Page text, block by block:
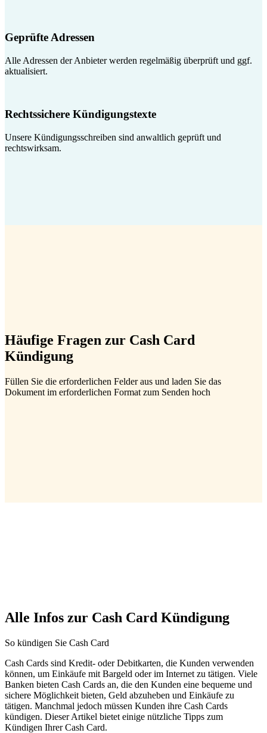
Geprüfte Adressen
Alle Adressen der Anbieter werden regelmäßig überprüft und ggf.
aktualisiert.
Rechtssichere Kündigungstexte
Unsere Kündigungsschreiben sind anwaltlich geprüft und
rechtswirksam.
Häufige Fragen zur Cash Card
Kündigung
Füllen Sie die erforderlichen Felder aus und laden Sie das
Dokument im erforderlichen Format zum Senden hoch
Alle Infos zur Cash Card Kündigung
So kündigen Sie Cash Card
Cash Cards sind Kredit- oder Debitkarten, die Kunden verwenden
können, um Einkäufe mit Bargeld oder im Internet zu tätigen. Viele
Banken bieten Cash Cards an, die den Kunden eine bequeme und
sichere Möglichkeit bieten, Geld abzuheben und Einkäufe zu
tätigen. Manchmal jedoch müssen Kunden ihre Cash Cards
kündigen. Dieser Artikel bietet einige nützliche Tipps zum
Kündigen Ihrer Cash Card.